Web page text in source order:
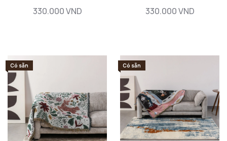
330.000 VND 330.000 VND
Có sẵn Có sẵn